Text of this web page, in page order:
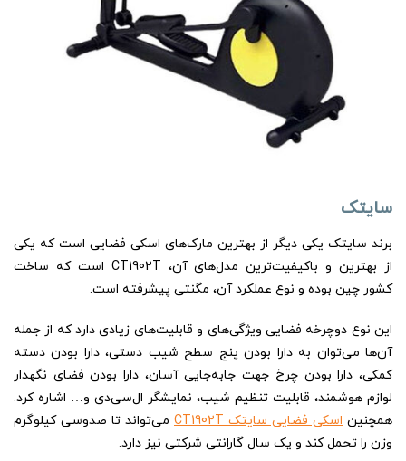
سایتک
برند سایتک یکی دیگر از بهترین مارک‌های اسکی فضایی است که یکی
از بهترین و باکیفیت‌ترین مدل‌های آن، CT1902T است که ساخت
کشور چین بوده و نوع عملکرد آن، مگنتی پیشرفته است.
این نوع دوچرخه فضایی ویژگی‌های و قابلیت‌های زیادی دارد که از جمله
آن‌ها می‌توان به دارا بودن پنج سطح شیب دستی، دارا بودن دسته
کمکی، دارا بودن چرخ جهت جابه‌جایی آسان، دارا بودن فضای نگهدار
لوازم هوشمند، قابلیت تنظیم شیب، نمایشگر ال‌سی‌دی و… اشاره کرد.
همچنین اسکی فضایی سایتک CT1902T
می‌تواند تا صدوسی کیلوگرم
وزن را تحمل کند و یک سال گارانتی شرکتی نیز دارد.